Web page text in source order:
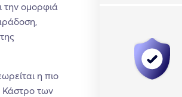
την ομορφιά
η πιο
Κάστρο των